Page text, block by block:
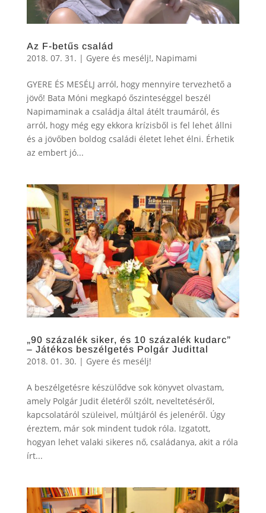
Az F-betűs család
2018. 07. 31. | Gyere és mesélj!, Napimami
GYERE ÉS MESÉLJ arról, hogy mennyire tervezhető a
jövő! Bata Móni megkapó őszinteséggel beszél
Napimaminak a családja által átélt traumáról, és
arról, hogy még egy ekkora krízisből is fel lehet állni
és a jövőben boldog családi életet lehet élni. Érhetik
az embert jó...
„90 százalék siker, és 10 százalék kudarc”
– Játékos beszélgetés Polgár Judittal
2018. 01. 30. | Gyere és mesélj!
A beszélgetésre készülődve sok könyvet olvastam,
amely Polgár Judit életéről szólt, neveltetéséről,
kapcsolatáról szüleivel, múltjáról és jelenéről. Úgy
éreztem, már sok mindent tudok róla. Izgatott,
hogyan lehet valaki sikeres nő, családanya, akit a róla
írt...